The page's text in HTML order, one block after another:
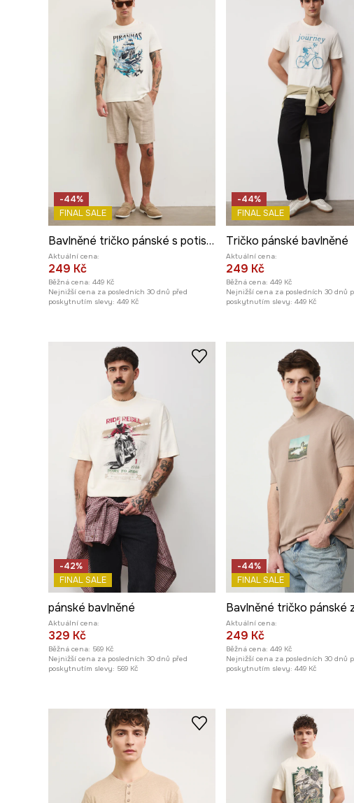
-44%
FINAL SALE
Bavlněné tričko pánské s potiskem
Aktuální cena:
249 Kč
Běžná cena: 449 Kč
Nejnižší cena za posledních 30 dnů před
poskytnutím slevy: 449 Kč
-44%
FINAL SALE
Tričko pánské bavlněné
Aktuální cena:
249 Kč
Běžná cena: 449 Kč
Nejnižší cena za posledních 30 dnů
poskytnutím slevy: 449 Kč
-42%
FINAL SALE
pánské bavlněné
Aktuální cena:
329 Kč
Běžná cena: 569 Kč
Nejnižší cena za posledních 30 dnů před
poskytnutím slevy: 569 Kč
-44%
FINAL SALE
Aktuální cena:
249 Kč
Běžná cena: 449 Kč
Nejnižší cena za posledních 30 dnů
poskytnutím slevy: 449 Kč